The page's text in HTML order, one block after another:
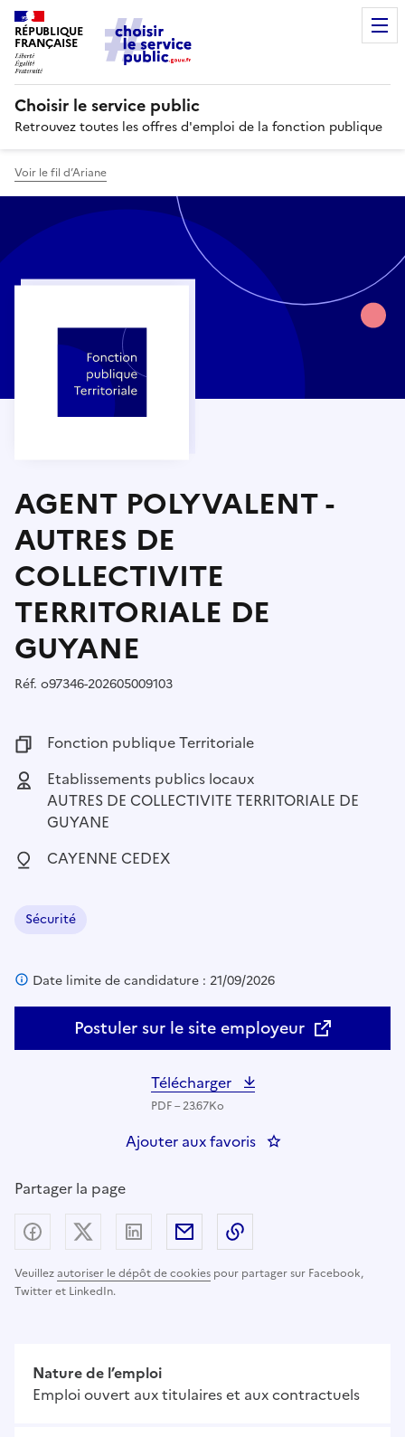
RÉPUBLIQUE
FRANÇAISE
Choisir le service public
Retrouvez toutes les offres d'emploi de la fonction publique
Voir le fil d’Ariane
AGENT POLYVALENT -
AUTRES DE
COLLECTIVITE
TERRITORIALE DE
GUYANE
Réf. Référence :
o97346-202605009103
Fonction publique :
Fonction publique Territoriale
Employeur :
Etablissements publics locaux
AUTRES DE COLLECTIVITE TERRITORIALE DE
GUYANE
Localisation :
CAYENNE CEDEX
Domaine :
Sécurité
Postuler sur le site employeur
Date limite de candidature : 21/09/2026
Télécharger
PDF – 23.67Ko
Ajouter aux favoris : AGENT
Partager la page
Veuillezautoriser le dépôt de cookies pour partager sur Facebook,
Twitter et LinkedIn.
Partager sur Facebook
Partager sur X (anciennement Twitter) -
Partager sur LinkedIn
Partager par email
Nature de l’emploi
Emploi ouvert aux titulaires et aux contractuels